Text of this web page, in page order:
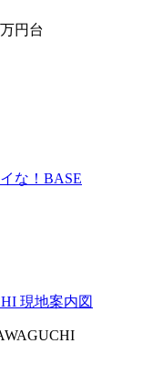
円台
な！BASE